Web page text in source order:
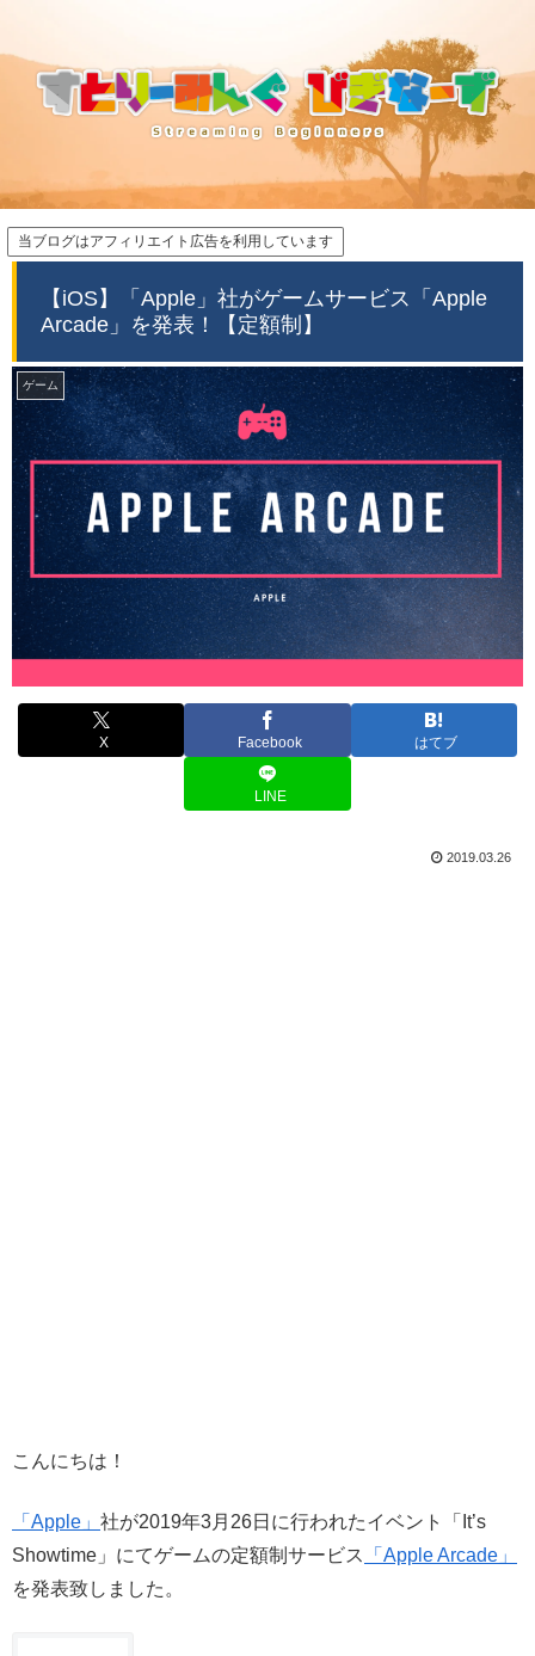
当ブログはアフィリエイト広告を利用しています
【iOS】「Apple」社がゲームサービス「Apple
Arcade」を発表！【定額制】
ゲーム
X Facebook はてブ
LINE
2019.03.26
こんにちは！
「Apple」 社が2019年3月26日に行われたイベント「It’s
Showtime」にてゲームの定額制サービス
「Apple Arcade」
を発表致しました。